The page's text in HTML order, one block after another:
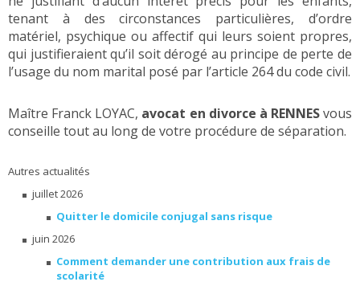
tenant à des circonstances particulières, d’ordre
matériel, psychique ou affectif qui leurs soient propres,
qui justifieraient qu’il soit dérogé au principe de perte de
l’usage du nom marital posé par l’article 264 du code civil.
Maître Franck LOYAC, avocat en divorce à RENNESvous
conseille tout au long de votre procédure de séparation.
Autres actualités
juillet 2026
Quitter le domicile conjugal sans risque
juin 2026
Comment demander une contribution aux frais de
scolarité